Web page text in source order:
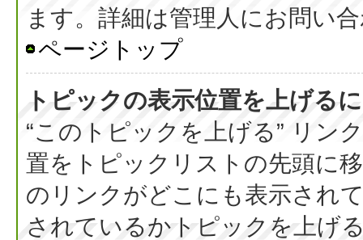
ます。詳細は管理人にお問い
ページトップ
トピックの表示位置を上げる
“このトピックを上げる” リン
置をトピックリストの先頭に
のリンクがどこにも表示され
されているかトピックを上げ